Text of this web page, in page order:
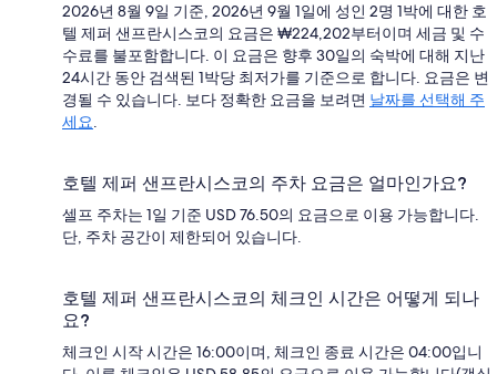
2026년 8월 9일 기준, 2026년 9월 1일에 성인 2명 1박에 대한 호
텔 제퍼 샌프란시스코의 요금은 ₩224,202부터이며 세금 및 수
수료를 불포함합니다. 이 요금은 향후 30일의 숙박에 대해 지난
24시간 동안 검색된 1박당 최저가를 기준으로 합니다. 요금은 변
경될 수 있습니다. 보다 정확한 요금을 보려면 날짜를 선택해 주
세요.
호텔 제퍼 샌프란시스코의 주차 요금은 얼마인가요?
셀프 주차는 1일 기준 USD 76.50의 요금으로 이용 가능합니다.
단, 주차 공간이 제한되어 있습니다.
호텔 제퍼 샌프란시스코의 체크인 시간은 어떻게 되나
요?
체크인 시작 시간은 16:00이며, 체크인 종료 시간은 04:00입니